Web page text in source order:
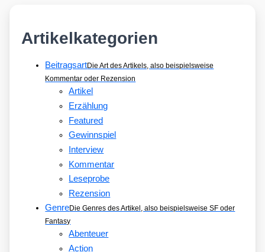
Artikelkategorien
BeitragsartDie Art des Artikels, also beispielsweise
Kommentar oder Rezension
Artikel
Erzählung
Featured
Gewinnspiel
Interview
Kommentar
Leseprobe
Rezension
GenreDie Genres des Artikel, also beispielsweise SF oder
Fantasy
Abenteuer
Action